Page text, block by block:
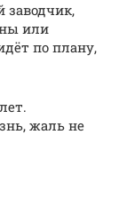
заводчик,
или
по плану,
жаль не